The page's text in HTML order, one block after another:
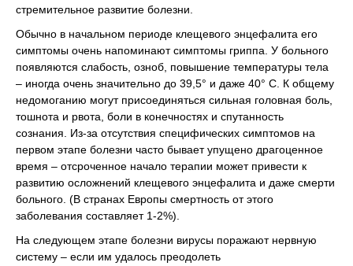
стремительное развитие болезни.
Обычно в начальном периоде клещевого энцефалита его
симптомы очень напоминают симптомы гриппа. У больного
появляются слабость, озноб, повышение температуры тела
– иногда очень значительно до 39,5° и даже 40° С. К общему
недомоганию могут присоединяться сильная головная боль,
тошнота и рвота, боли в конечностях и спутанность
сознания. Из-за отсутствия специфических симптомов на
первом этапе болезни часто бывает упущено драгоценное
время – отсроченное начало терапии может привести к
развитию осложнений клещевого энцефалита и даже смерти
больного. (В странах Европы смертность от этого
заболевания составляет 1-2%).
На следующем этапе болезни вирусы поражают нервную
систему – если им удалось преодолеть